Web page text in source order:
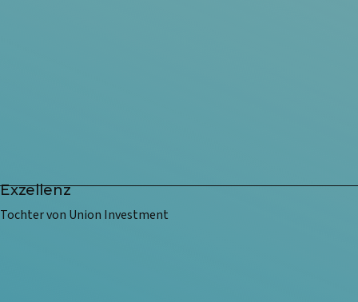
Exzellenz
Tochter von Union Investment